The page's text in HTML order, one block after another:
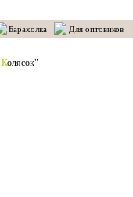
Барахолка Для оптовиков
Колясок"